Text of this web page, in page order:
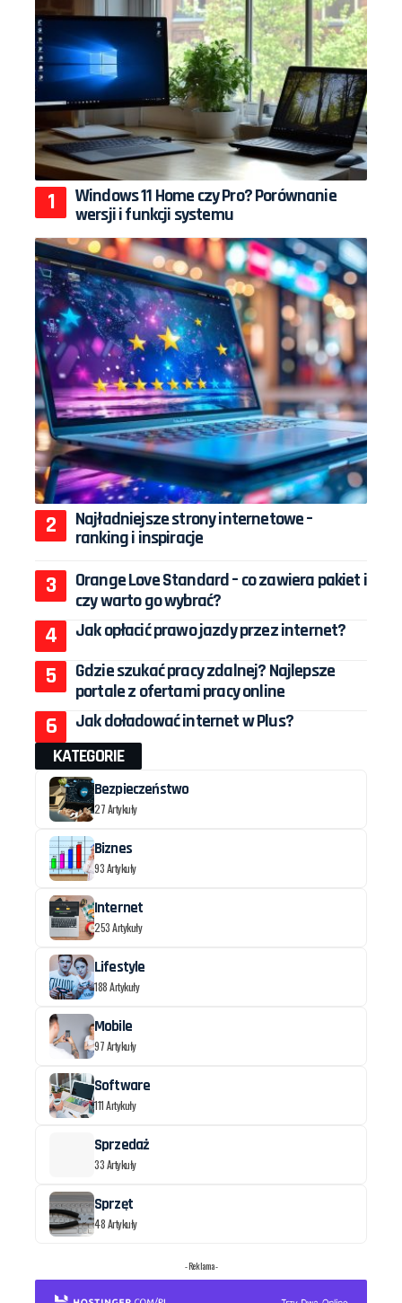
Windows 11 Home czy Pro? Porównanie
wersji i funkcji systemu
Najładniejsze strony internetowe –
ranking i inspiracje
Orange Love Standard – co zawiera pakiet i
czy warto go wybrać?
Jak opłacić prawo jazdy przez internet?
Gdzie szukać pracy zdalnej? Najlepsze
portale z ofertami pracy online
Jak doładować internet w Plus?
KATEGORIE
Bezpieczeństwo
27 Artykuły
Biznes
93 Artykuły
Internet
253 Artykuły
Lifestyle
188 Artykuły
Mobile
97 Artykuły
Software
111 Artykuły
Sprzedaż
33 Artykuły
Sprzęt
48 Artykuły
- Reklama -